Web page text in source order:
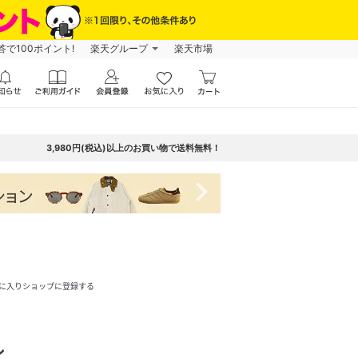
で100ポイント! 楽天グループ 楽天市場
3,980円(税込)以上のお買い物で送料無料！
navigate_next
入りショップに登録する